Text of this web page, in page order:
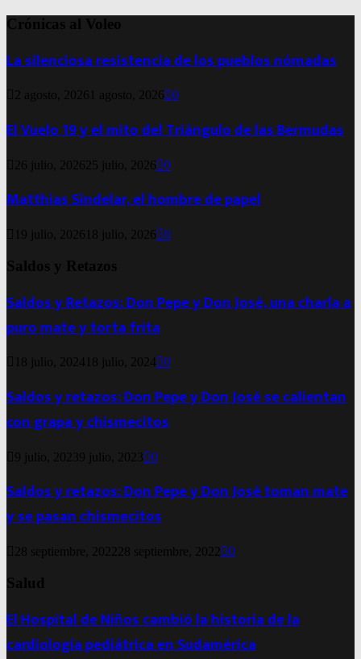
Crónicas al Voleo
La silenciosa resistencia de los pueblos nómadas
2 agosto, 2026 1 agosto, 2026 0
El Vuelo 19 y el mito del Triángulo de las Bermudas
26 julio, 2026 25 julio, 2026 0
Matthias Sindelar, el hombre de papel
19 julio, 2026 18 julio, 2026 0
Saldos y Retazos
Saldos y Retazos: Don Pepe y Don José, una charla a
puro mate y torta frita
18 julio, 2024 18 julio, 2024 0
Saldos y retazos: Don Pepe y Don José se calientan
con grapa y chismecitos
9 julio, 20239 julio, 2023 0
Saldos y retazos: Don Pepe y Don José toman mate
y se pasan chismecitos
28 septiembre, 2022 28 septiembre, 2022 0
Salud
El Hospital de Niños cambió la historia de la
cardiología pediátrica en Sudamérica